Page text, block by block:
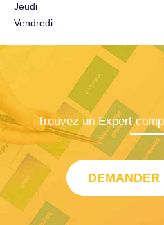
Jeudi
Vendredi
Trouvez un Expert
DEMANDER